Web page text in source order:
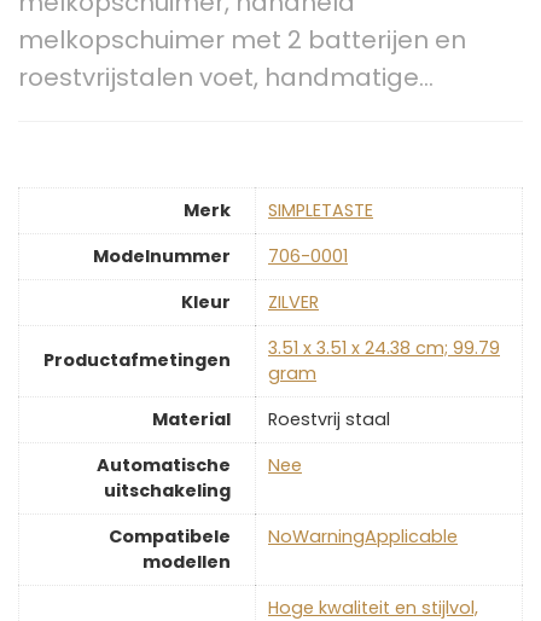
melkopschuimer met 2 batterijen en
roestvrijstalen voet, handmatige…
Merk
‎SIMPLETASTE
Modelnummer
‎706-0001
Kleur
‎ZILVER
Productafmetingen
‎3.51 x 3.51 x 24.38 cm; 99.79
gram
Material
‎Roestvrij staal
Automatische
uitschakeling
‎Nee
Compatibele
modellen
‎NoWarningApplicable
‎Hoge kwaliteit en stijlvol,